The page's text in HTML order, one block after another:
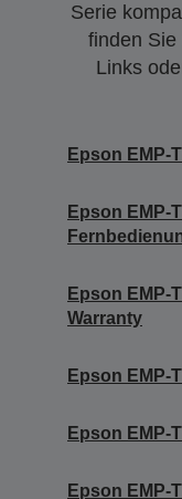
Serie
finden Sie
Links
Epson EMP-
Epson EMP-
Epson EMP-
Warranty
Epson EMP-
Epson EMP-
Epson EMP-